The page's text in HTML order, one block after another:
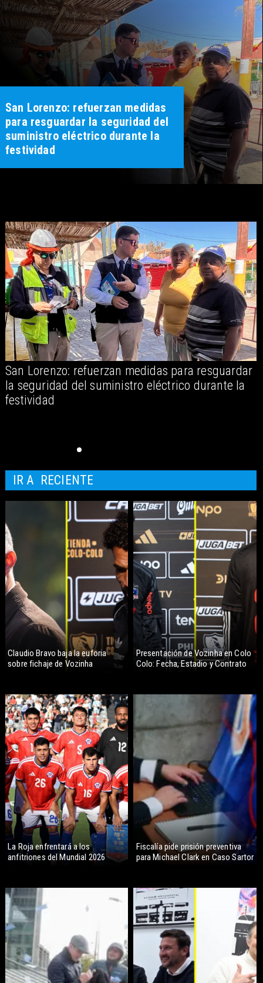
San Lorenzo: refuerzan medidas
para resguardar la seguridad del
suministro eléctrico durante la
festividad
San Lorenzo: refuerzan medidas para resguardar
la seguridad del suministro eléctrico durante la
festividad
Claudio Bravo baja la euforia
sobre fichaje de Vozinha
Presentación de Vozinha en Colo
Colo: Fecha, Estadio y Contrato
La Roja enfrentará a los
anfitriones del Mundial 2026
Fiscalía pide prisión preventiva
para Michael Clark en Caso Sartor
IR A RECIENTE